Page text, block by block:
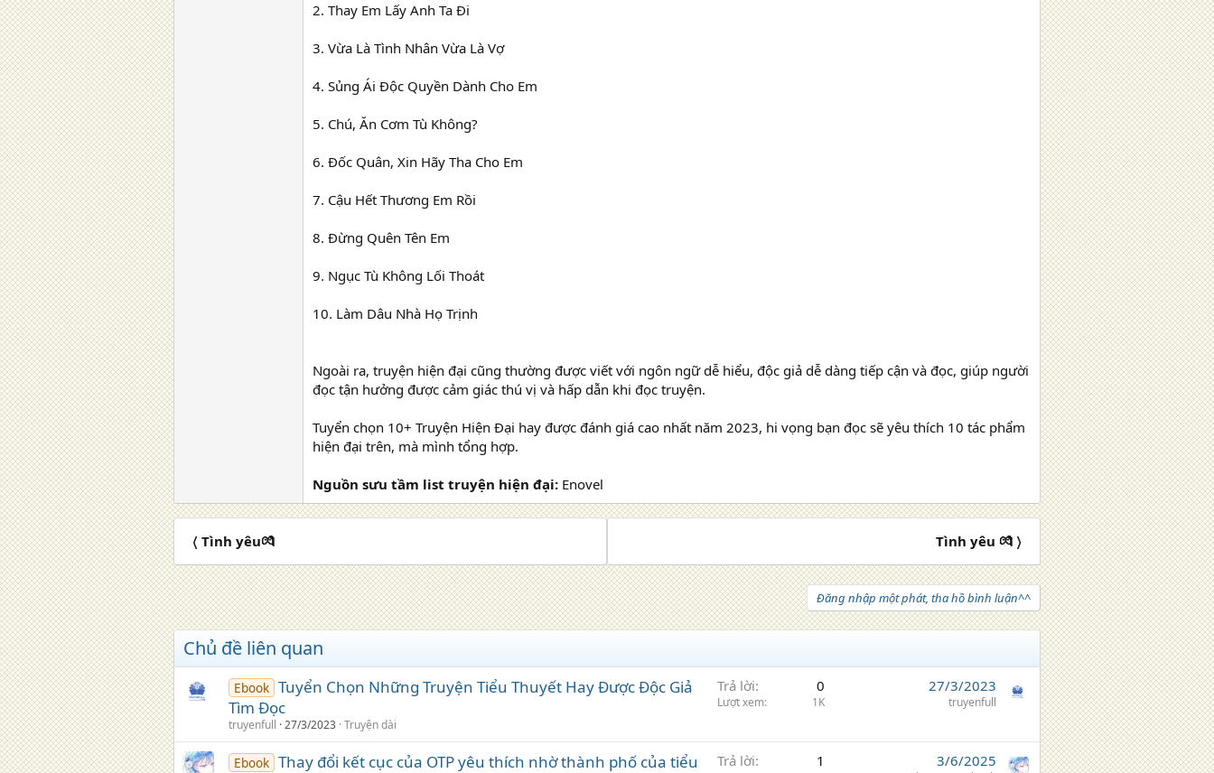
2. Thay Em Lấy Anh Ta Đi
3. Vừa Là Tình Nhân Vừa Là Vợ
4. Sủng Ái Độc Quyền Dành Cho Em
5. Chú, Ăn Cơm Tù Không?
6. Đốc Quân, Xin Hãy Tha Cho Em
7. Cậu Hết Thương Em Rồi
8. Đừng Quên Tên Em
9. Ngục Tù Không Lối Thoát
10. Làm Dâu Nhà Họ Trịnh
Ngoài ra, truyện hiện đại cũng thường được viết với ngôn ngữ dễ hiểu, độc giả dễ dàng tiếp cận và đọc, giúp người
đọc tận hưởng được cảm giác thú vị và hấp dẫn khi đọc truyện.
Tuyển chọn 10+ Truyện Hiện Đại hay được đánh giá cao nhất năm 2023, hi vọng bạn đọc sẽ yêu thích 10 tác phẩm
hiện đại trên, mà mình tổng hợp.
Nguồn sưu tầm list truyện hiện đại: Enovel
〈 Tình yêu💏 Tình yêu 💏 〉
Đăng nhập một phát, tha hồ bình luận^^
Chủ đề liên quan
Ebook Tuyển Chọn Những Truyện Tiểu Thuyết Hay Được Độc Giả
Tìm Đọc
truyenfull 27/3/2023 Truyện dài
Trả lời 0
Lượt xem 1K
27/3/2023
truyenfull
Ebook Thay đổi kết cục của OTP yêu thích nhờ thành phố của tiểu
Trả lời 1 3/6/2025